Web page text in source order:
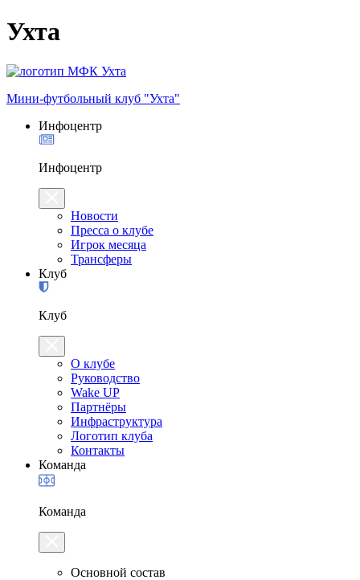
Ухта
Мини-футбольный клуб "Ухта"
Инфоцентр
Инфоцентр
Новости
Пресса о клубе
Игрок месяца
Трансферы
Клуб
Клуб
О клубе
Руководство
Wake UP
Партнёры
Инфраструктура
Логотип клуба
Контакты
Команда
Команда
Основной состав